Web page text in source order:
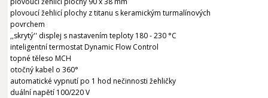
plovoucí žehlicí plochy z titanu s keramickým turmalínových
povrchem
,,skrytý'' displej s nastavením teploty 180 - 230 °C
inteligentní termostat Dynamic Flow Control
topné těleso MCH
otočný kabel o 360°
automatické vypnutí po 1 hod nečinnosti žehličky
duální napětí 100/220 V